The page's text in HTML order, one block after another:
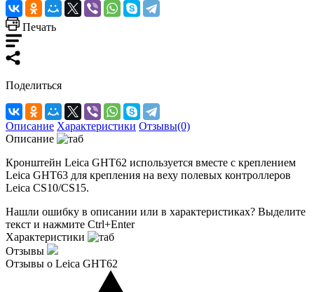
Печать
Поделиться
Описание Характеристики Отзывы(0)
Описание
Кронштейн Leica GHT62 используется вместе с креплением
Leica GHT63 для крепления на веху полевых контроллеров
Leica CS10/CS15.
Нашли ошибку в описании или в характеристиках? Выделите
текст и нажмите Ctrl+Enter
Характеристики
Отзывы
Отзывы о Leica GHT62